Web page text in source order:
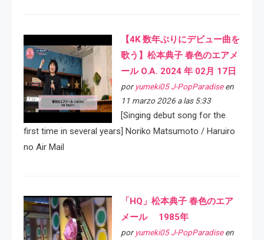
【4K 数年ぶりにデビュー曲を
歌う】松本典子 春色のエアメ
ール O.A. 2024 年 02月 17日
por yumeki05 J-PopParadiseen
11 marzo 2026 a las 5:33
[Singing debut song for the
first time in several years] Noriko Matsumoto / Haruiro
no Air Mail
「HQ」松本典子 春色のエア
メール 1985年
por yumeki05 J-PopParadiseen